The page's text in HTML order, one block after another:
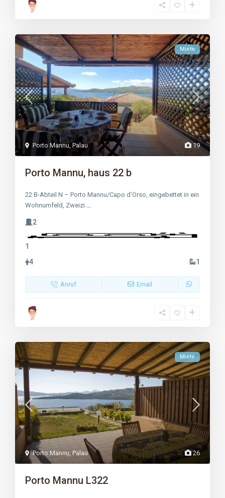
19
Porto Mannu ,Palau
Miete
Porto Mannu, haus 22 b
22 B-Abteil N – Porto Mannu/Capo d’Orso, eingebettet in ein
Wohnumfeld, Zweizi
2
1
4
1
Anruf Email
26
Porto Mannu, Palau
Miete
Porto Mannu L322